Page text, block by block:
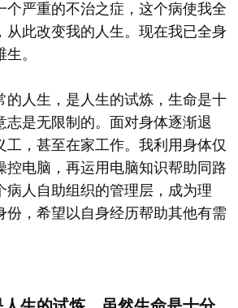
个严重的不治之症，这个病使我全
从此改变我的人生。现在我已全身
。
的人生，是人生的试炼，生命是十
志是无限制的。面对身体逐渐退
工，甚至在家工作。我利用身体仅
控电脑，再运用电脑知识帮助同路
病人自助组织的管理层，成为理
份，希望以自身经历帮助其他有需